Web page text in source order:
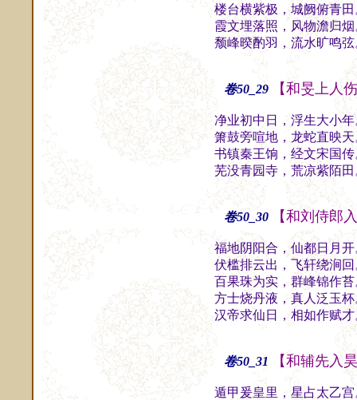
楼台横紫极，城阙俯青
霞文埋落照，风物澹归
颓峰暌酌羽，流水旷鸣
卷50_29 【和旻上人
净业初中日，浮生大小
箫鼓旁喧地，龙蛇直映
书镇秦王饷，经文宋国
芜没青园寺，荒凉紫陌
卷50_30 【和刘侍郎
福地阴阳合，仙都日月
伏槛排云出，飞轩绕涧
百果珠为实，群峰锦作
方士烧丹液，真人泛玉
汉帝求仙日，相如作赋
卷50_31 【和辅先入
遁甲爰皇里，星占太乙